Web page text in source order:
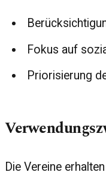
Fokus auf
Priorisierung
Die Vereine